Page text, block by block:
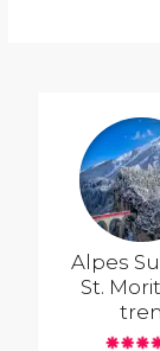
Alpes
St.
tren